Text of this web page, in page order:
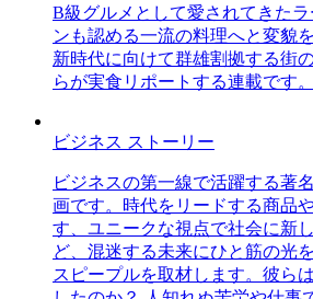
B級グルメとして愛されてきた
ンも認める一流の料理へと変貌
新時代に向けて群雄割拠する街
らが実食リポートする連載です。
ビジネス ストーリー
ビジネスの第一線で活躍する著
画です。時代をリードする商品
す、ユニークな視点で社会に新
ど、混迷する未来にひと筋の光
スピープルを取材します。彼ら